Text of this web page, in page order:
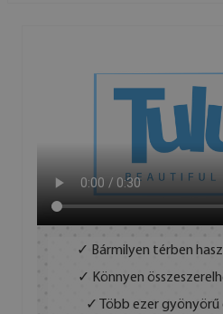
✓ Bármilyen térben
✓ Könnyen
✓ Több ezer gyönyörű